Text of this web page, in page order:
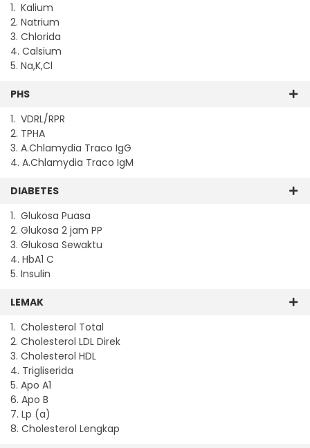
1. Kalium
2. Natrium
3. Chlorida
4. Calsium
5. Na,K,Cl
PHS
1. VDRL/RPR
2. TPHA
3. A.Chlamydia Traco IgG
4. A.Chlamydia Traco IgM
DIABETES
1. Glukosa Puasa
2. Glukosa 2 jam PP
3. Glukosa Sewaktu
4. HbA1 C
5. Insulin
LEMAK
1. Cholesterol Total
2. Cholesterol LDL Direk
3. Cholesterol HDL
4. Trigliserida
5. Apo A1
6. Apo B
7. Lp (a)
8. Cholesterol Lengkap